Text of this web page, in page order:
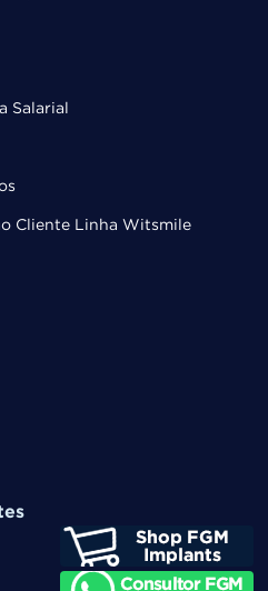
Salarial
Cliente Linha Witsmile